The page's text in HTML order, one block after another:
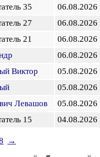
35
06.08.2026
27
06.08.2026
21
06.08.2026
06.08.2026
Виктор
05.08.2026
05.08.2026
Левашов
05.08.2026
15
04.08.2026
→